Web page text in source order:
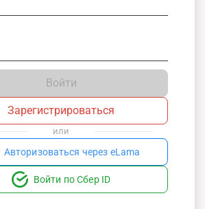
Войти
Зарегистрироваться
или
Авторизоваться через eLama
Войти по Сбер ID